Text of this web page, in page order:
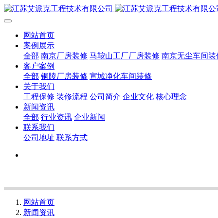
网站首页
案例展示
全部 南京厂房装修 马鞍山工厂厂房装修 南京无尘车间装
客户案例
全部 铜陵厂房装修 宣城净化车间装修
关于我们
工程保修 装修流程 公司简介 企业文化 核心理念
新闻资讯
全部 行业资讯 企业新闻
联系我们
公司地址 联系方式
网站首页
新闻资讯